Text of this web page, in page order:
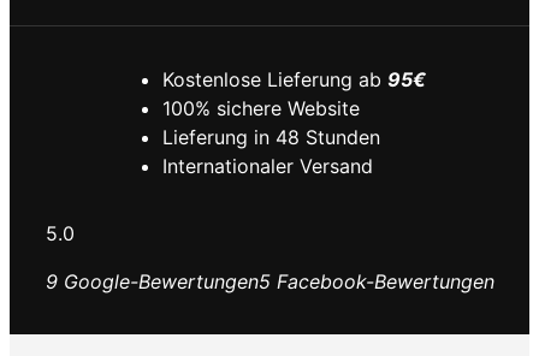
Kostenlose Lieferung ab 95€
100% sichere Website
Lieferung in 48 Stunden
Internationaler Versand
5.0
9 Google-Bewertungen5 Facebook-Bewertungen